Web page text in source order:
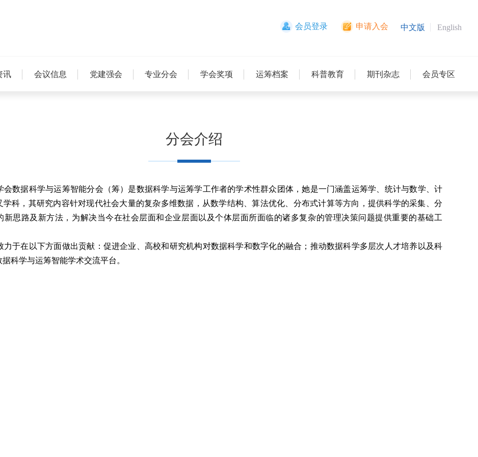
会员登录 申请入会 中文版 English
讯 会议信息 党建强会 专业分会 学会奖项 运筹档案 科普教育 期刊杂志 会员专区
分会介绍
据科学与运筹智能分会（筹）是数据科学与运筹学工作者的学术性群众团体，她是一门涵盖运筹学、统计与数学、计
学科，其研究内容针对现代社会大量的复杂多维数据，从数学结构、算法优化、分布式计算等方向，提供科学的采集、分
新思路及新方法，为解决当今在社会层面和企业层面以及个体层面所面临的诸多复杂的管理决策问题提供重要的基础工
在以下方面做出贡献：促进企业、高校和研究机构对数据科学和数字化的融合；推动数据科学多层次人才培养以及科
科学与运筹智能学术交流平台。